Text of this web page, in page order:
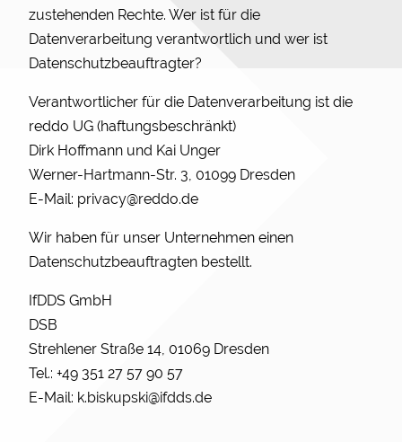
zustehenden Rechte. Wer ist für die
Datenverarbeitung verantwortlich und wer ist
Datenschutzbeauftragter?
Verantwortlicher für die Datenverarbeitung ist die
reddo UG (haftungsbeschränkt)
Dirk Hoffmann und Kai Unger
Werner-Hartmann-Str. 3, 01099 Dresden
E-Mail: privacy@reddo.de
Wir haben für unser Unternehmen einen
Datenschutzbeauftragten bestellt.
IfDDS GmbH
DSB
Strehlener Straße 14, 01069 Dresden
Tel.: +49 351 27 57 90 57
E-Mail: k.biskupski@ifdds.de